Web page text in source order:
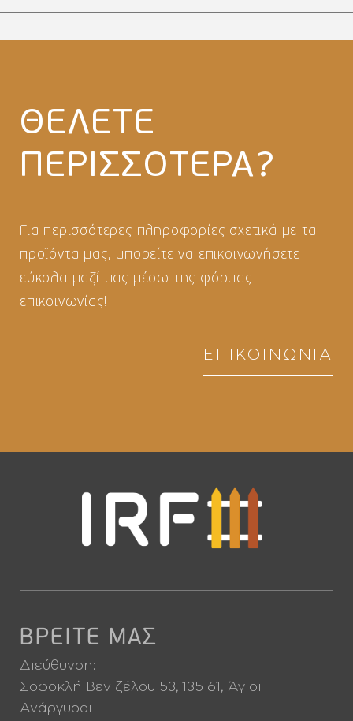
ΘΕΛΕΤΕ
ΠΕΡΙΣΣΟΤΕΡΑ?
Για περισσότερες πληροφορίες σχετικά με τα
προϊόντα μας, μπορείτε να επικοινωνήσετε
εύκολα μαζί μας μέσω της φόρμας
επικοινωνίας!
ΕΠΙΚΟΙΝΩΝΊΑ
ΒΡΕΙΤΕ ΜΑΣ
Διεύθυνση:
Σοφοκλή Βενιζέλου 53, 135 61, Άγιοι
Ανάργυροι